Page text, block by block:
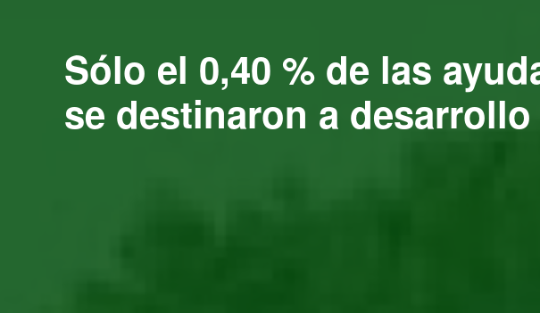
Sólo el 0,40 % de las
se destinaron a desarrollo